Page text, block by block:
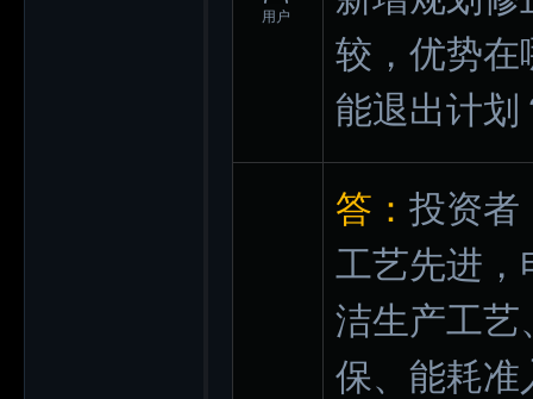
用户
较，优势在
能退出计划
答： 投资者
工艺先进，
洁生产工艺
保、能耗准